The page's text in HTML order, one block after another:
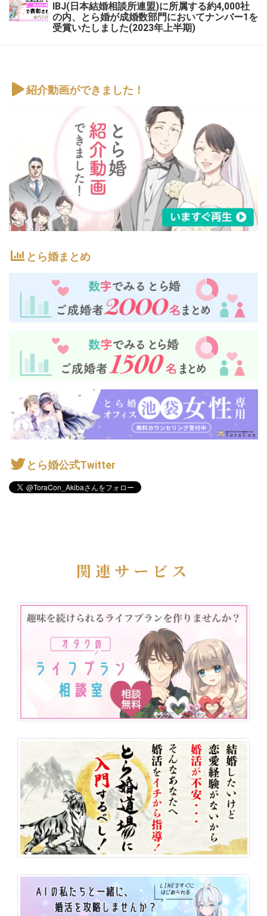
IBJ(日本結婚相談所連盟)に所属する約4,000社
の内、とら婚が成婚数部門においてナンバー1を
受賞いたしました(2023年上半期)
紹介動画ができました！
とら婚まとめ
とら婚公式Twitter
関連サービス